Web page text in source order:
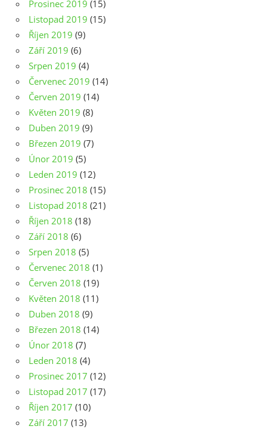
Prosinec 2019 (15)
Listopad 2019 (15)
Říjen 2019 (9)
Září 2019 (6)
Srpen 2019 (4)
Červenec 2019 (14)
Červen 2019 (14)
Květen 2019 (8)
Duben 2019 (9)
Březen 2019 (7)
Únor 2019 (5)
Leden 2019 (12)
Prosinec 2018 (15)
Listopad 2018 (21)
Říjen 2018 (18)
Září 2018 (6)
Srpen 2018 (5)
Červenec 2018 (1)
Červen 2018 (19)
Květen 2018 (11)
Duben 2018 (9)
Březen 2018 (14)
Únor 2018 (7)
Leden 2018 (4)
Prosinec 2017 (12)
Listopad 2017 (17)
Říjen 2017 (10)
Září 2017 (13)